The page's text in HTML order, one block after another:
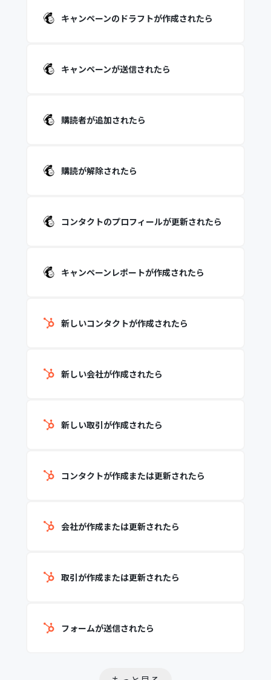
キャンペーンのドラフトが作成されたら
キャンペーンが送信されたら
購読者が追加されたら
購読が解除されたら
コンタクトのプロフィールが更新されたら
キャンペーンレポートが作成されたら
新しいコンタクトが作成されたら
新しい会社が作成されたら
新しい取引が作成されたら
コンタクトが作成または更新されたら
会社が作成または更新されたら
取引が作成または更新されたら
フォームが送信されたら